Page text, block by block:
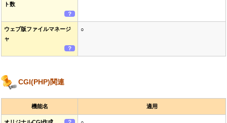
ト数
？
ウェブ版ファイルマネージ
ャ
？
○
CGI(PHP)関連
機能名 適用